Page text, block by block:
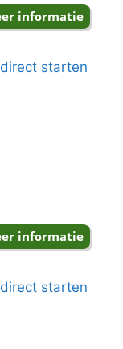
direct starten
direct starten